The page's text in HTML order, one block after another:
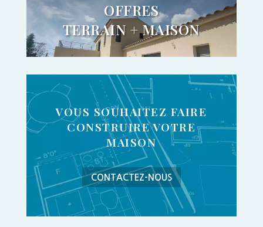
OFFRES
TERRAIN + MAISON
VOUS SOUHAITEZ FAIRE
CONSTRUIRE VOTRE
MAISON
CONTACTEZ-NOUS